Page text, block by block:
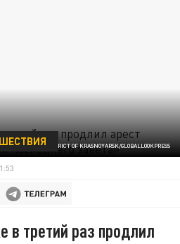
ФОТО: DISTRICT OF KRASNOYARSK/GLOBALLOOKPRESS
в третий раз продлил